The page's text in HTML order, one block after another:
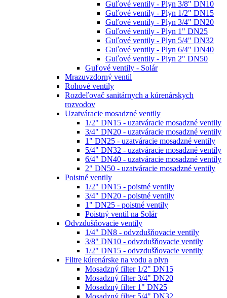
Guľové ventily - Plyn 3/8" DN10
Guľové ventily - Plyn 1/2" DN15
Guľové ventily - Plyn 3/4" DN20
Guľové ventily - Plyn 1" DN25
Guľové ventily - Plyn 5/4" DN32
Guľové ventily - Plyn 6/4" DN40
Guľové ventily - Plyn 2" DN50
Guľové ventily - Solár
Mrazuvzdorný ventil
Rohové ventily
Rozdeľovač sanitárnych a kúrenárskych
rozvodov
Uzatváracie mosadzné ventily
1/2" DN15 - uzatváracie mosadzné ventily
3/4" DN20 - uzatváracie mosadzné ventily
1" DN25 - uzatváracie mosadzné ventily
5/4" DN32 - uzatváracie mosadzné ventily
6/4" DN40 - uzatváracie mosadzné ventily
2" DN50 - uzatváracie mosadzné ventily
Poistné ventily
1/2" DN15 - poistné ventily
3/4" DN20 - poistné ventily
1" DN25 - poistné ventily
Poistný ventil na Solár
Odvzdušňovacie ventily
1/4" DN8 - odvzdušňovacie ventily
3/8" DN10 - odvzdušňovacie ventily
1/2" DN15 - odvzdušňovacie ventily
Filtre kúrenárske na vodu a plyn
Mosadzný filter 1/2" DN15
Mosadzný filter 3/4" DN20
Mosadzný filter 1" DN25
Mosadzný filter 5/4" DN32